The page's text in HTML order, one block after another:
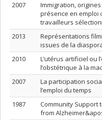
2007
Immigration,
présence en emploi
travailleurs
2013
Représentations
issues de la
2010
L’utérus artificiel ou
l’obstétrique à la
2007
La participation
l’emploi du temps
1987
Community Support
from